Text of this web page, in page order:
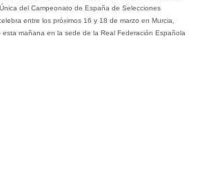
del Campeonato de España de Selecciones
entre los próximos 16 y 18 de marzo en Murcia,
esta mañana en la sede de la Real Federación Española